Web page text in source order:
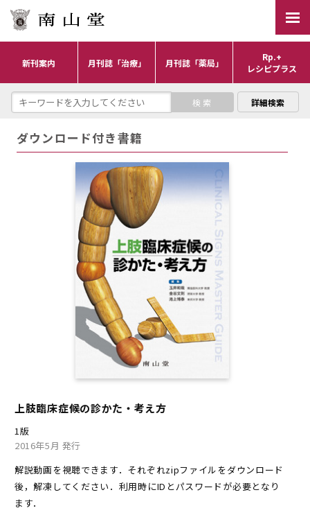
新刊案内 月刊誌「治療」 月刊誌「薬局」
Rp.+
レシピプラス
詳細検索
ダウンロード付き書籍
上肢臨床症候の診かた・考え方
1版
2016年5月 発行
解説動画を視聴できます．それぞれzipファイルをダウンロード
後，解凍してください．利用時にIDとパスワードが必要となり
ます．